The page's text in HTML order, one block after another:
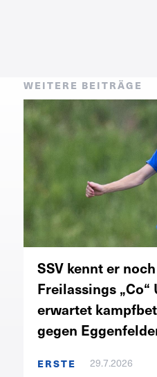
WEITERE BEITRÄGE
SSV kennt er
Freilassings
erwartet
gegen
ERSTE 29.7.2026